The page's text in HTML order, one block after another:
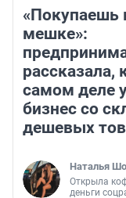
«Покупаешь
мешке»:
рассказала,
самом деле
бизнес со
дешевых
Наталья
Открыла
деньги